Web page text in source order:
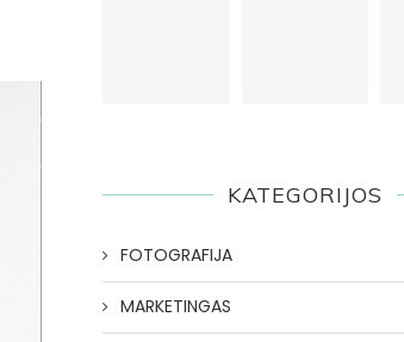
KATEGORIJOS
FOTOGRAFIJA
MARKETINGAS